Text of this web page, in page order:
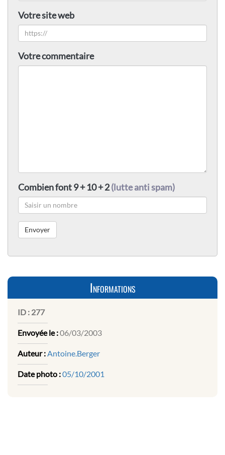
Votre site web
Votre commentaire
Combien font 9 + 10 + 2(lutte anti spam)
Informations
ID : 277
Envoyée le :06/03/2003
Auteur : Antoine.Berger
Date photo :05/10/2001